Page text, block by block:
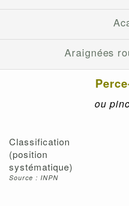
Araignées
ou
Classification
(position
systématique)
Source : INPN